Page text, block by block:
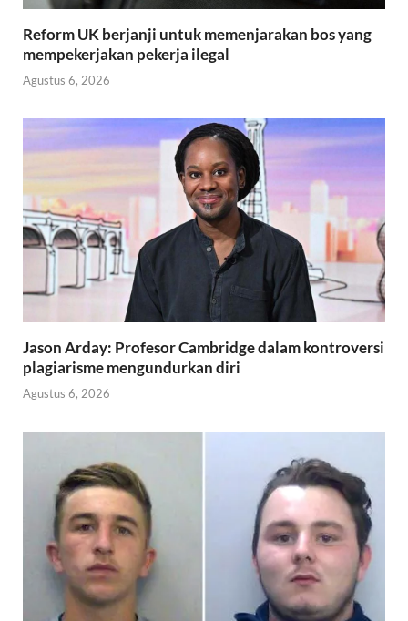
Reform UK berjanji untuk memenjarakan bos yang
mempekerjakan pekerja ilegal
Agustus 6, 2026
Jason Arday: Profesor Cambridge dalam kontroversi
plagiarisme mengundurkan diri
Agustus 6, 2026